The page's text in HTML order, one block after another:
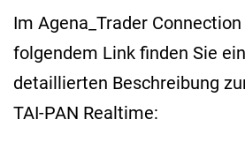
Im Agena_Trader
folgendem Link finden Sie
detaillierten Beschreibung
TAI-PAN Realtime: